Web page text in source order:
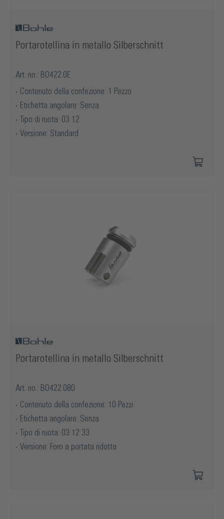
Portarotellina in metallo Silberschnitt
Art. no.: BO422.0E
Contenuto della confezione: 1 Pezzo
Etichetta angolare: Senza
Tipo di ruota: 03 12
Versione: Standard
Portarotellina in metallo Silberschnitt
Art. no.: BO422.080
Contenuto della confezione: 10 Pezzi
Etichetta angolare: Senza
Tipo di ruota: 03 12 33
Versione: Foro a portata ridotta